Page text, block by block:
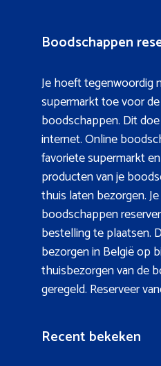
Boodschappen
Je hoeft tegenwoordig
supermarkt toe voor
boodschappen. Dit
internet. Online
favoriete supermarkt
producten van je
thuis laten bezorgen.
boodschappen
bestelling te plaatsen.
bezorgen in België op
thuisbezorgen van de
geregeld. Reserveer
Recent bekeken